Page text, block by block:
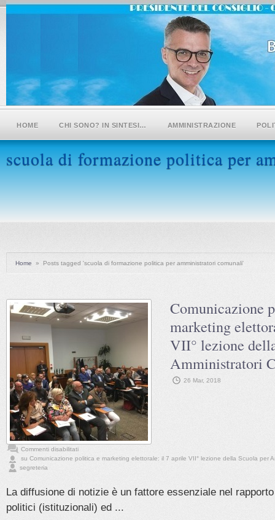
HOME CHI SONO? IN SINTESI… AMMINISTRAZIONE
scuola di formazione politica per
Home » Posts tagged 'scuola di formazione politica per amministratori comunali'
Comunicazione
marketing
VII° lezione
Amministratori
26 Mar, 2018
Commenti disabilitati
su Comunicazione politica e marketing elettorale: il 7 aprile VII° lezione della Scuola per
segreteria
La diffusione di notizie è un fattore essenziale nel
politici (istituzionali) ed ...